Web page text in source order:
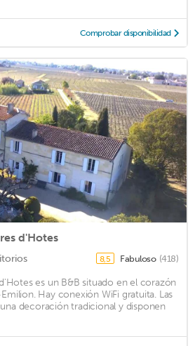
Comprobar disponibilidad
d'Hotes
8,5 Fabuloso (418)
es un B&B situado en el corazón
Hay conexión WiFi gratuita. Las
decoración tradicional y disponen